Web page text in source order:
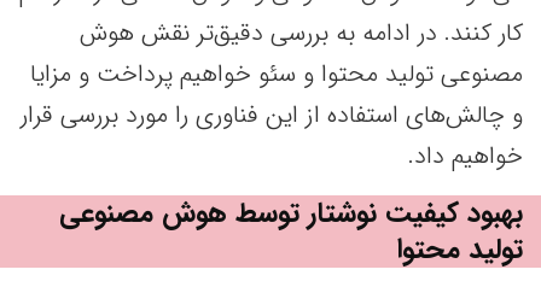
کار کنند. در ادامه به بررسی دقیق‌تر نقش هوش
مصنوعی تولید محتوا و سئو خواهیم پرداخت و مزایا
و چالش‌های استفاده از این فناوری را مورد بررسی قرار
خواهیم داد.
بهبود کیفیت نوشتار توسط هوش مصنوعی
تولید محتوا